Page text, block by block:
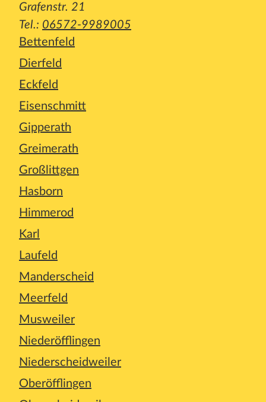
Grafenstr. 21
Tel.: 06572-9989005
Bettenfeld
Dierfeld
Eckfeld
Eisenschmitt
Gipperath
Greimerath
Großlittgen
Hasborn
Himmerod
Karl
Laufeld
Manderscheid
Meerfeld
Musweiler
Niederöfflingen
Niederscheidweiler
Oberöfflingen